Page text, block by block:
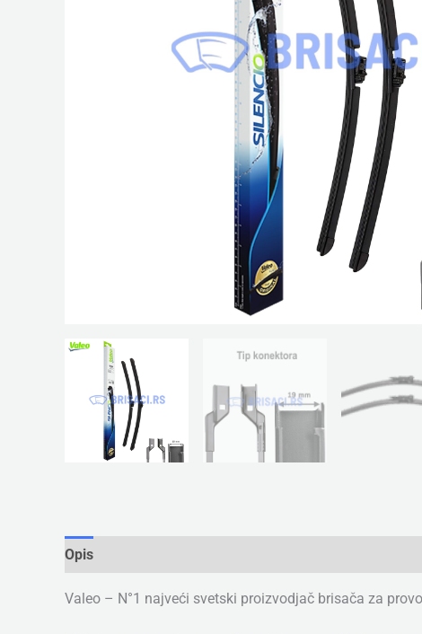
Opis
Valeo – N°1 najveći svetski proizvodjač brisača za